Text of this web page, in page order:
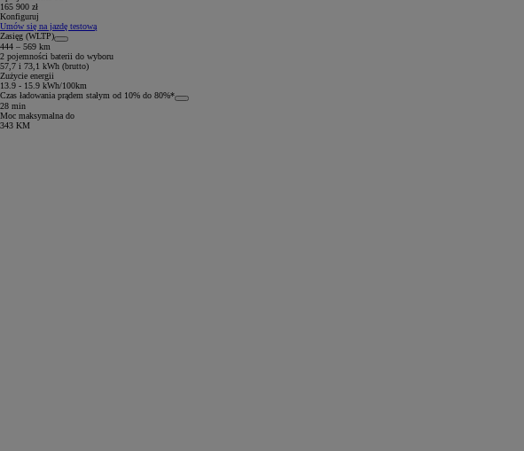
165 900 zł
Konfiguruj
Umów się na jazdę testową
Zasięg (WLTP)
444 – 569 km
2 pojemności baterii do wyboru
57,7 i 73,1 kWh (brutto)
Zużycie energii
13.9 - 15.9 kWh/100km
Czas ładowania prądem stałym od 10% do 80%*
28 min
Moc maksymalna do
343 KM